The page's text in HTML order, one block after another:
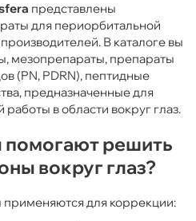
представлены
для периорбитальной
В каталоге вы
мезопрепараты, препараты
(PN, PDRN), пептидные
предназначенные для
в области вокруг глаз.
решить
вокруг глаз?
для коррекции: